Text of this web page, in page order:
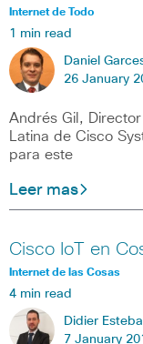
Internet de Todo
1 min read
Daniel
26 January
Andrés Gil,
Latina de Cisco
para este
Leer mas
Cisco IoT en
Internet de las Cosas
4 min read
Didier
7 January